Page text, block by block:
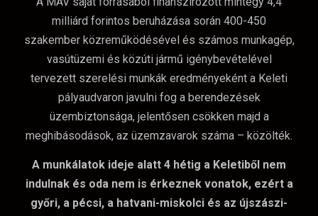
milliárd forintos beruházása során 400-450
szakember közreműködésével és számos munkagép,
vasútüzemi és közúti jármű igénybevételével
tervezett szerelési munkák eredményeként a Keleti
pályaudvaron javulni fog a berendezések
üzembiztonsága, jelentősen csökken majd a
meghibásodások, az üzemzavarok száma – közölték.
A munkálatok ideje alatt 4 hétig a Keletiből nem
indulnak és oda nem is érkeznek vonatok, ezért a
győri, a pécsi, a hatvani-miskolci és az újszászi-